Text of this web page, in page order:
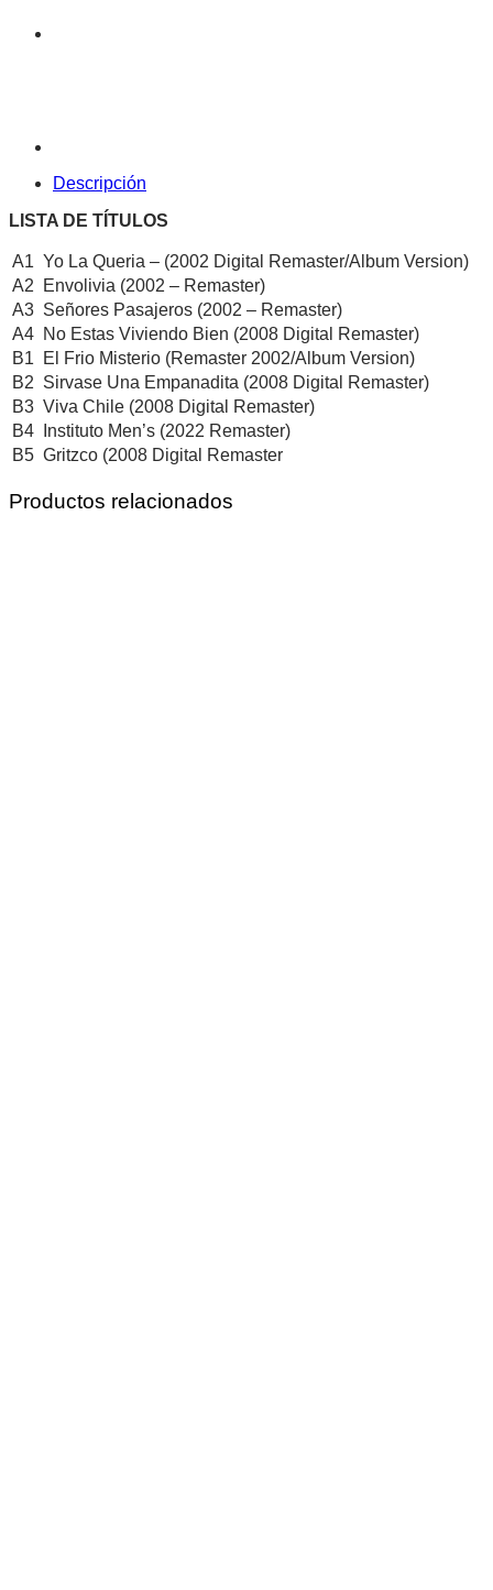
Descripción
LISTA DE TÍTULOS
A1 Yo La Queria – (2002 Digital Remaster/Album Version)
A2
Envolivia (2002 – Remaster)
A3 Señores Pasajeros (2002 – Remaster)
A4 No Estas Viviendo Bien (2008 Digital Remaster)
B1
El Frio Misterio (Remaster 2002/Album Version)
B2 Sirvase Una Empanadita (2008 Digital Remaster)
B3 Viva Chile (2008 Digital Remaster)
B4
Instituto Men’s (2022 Remaster)
B5 Gritzco (2008 Digital Remaster
Productos relacionados